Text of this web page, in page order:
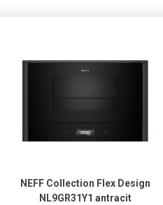
NEFF Collection Flex Design
NL9GR31Y1 antracit